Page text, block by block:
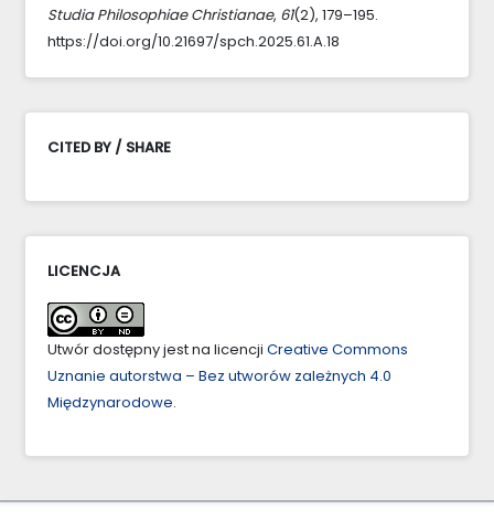
Studia Philosophiae Christianae, 61(2), 179–195.
https://doi.org/10.21697/spch.2025.61.A.18
CITED BY / SHARE
LICENCJA
Utwór dostępny jest na licencji Creative Commons
Uznanie autorstwa – Bez utworów zależnych 4.0
Międzynarodowe.